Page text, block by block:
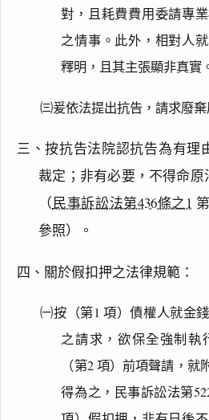
對，且耗費費用委請專
之情事。此外，相對人
釋明，且其主張顯非真實
㈢爰依法提出抗告，請求廢棄
三、按抗告法院認抗告為有理
裁定；非有必要，不得命
（民事訴訟法第436條之1
參照）。
四、關於假扣押之法律規範：
㈠按（第1 項）債權人就金
之請求，欲保全強制執
（第2 項）前項聲請，
得為之，民事訴訟法第